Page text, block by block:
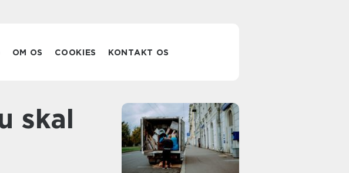
OM OS COOKIES KONTAKT OS